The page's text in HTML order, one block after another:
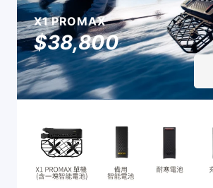
X1 PROMAX
$38,800